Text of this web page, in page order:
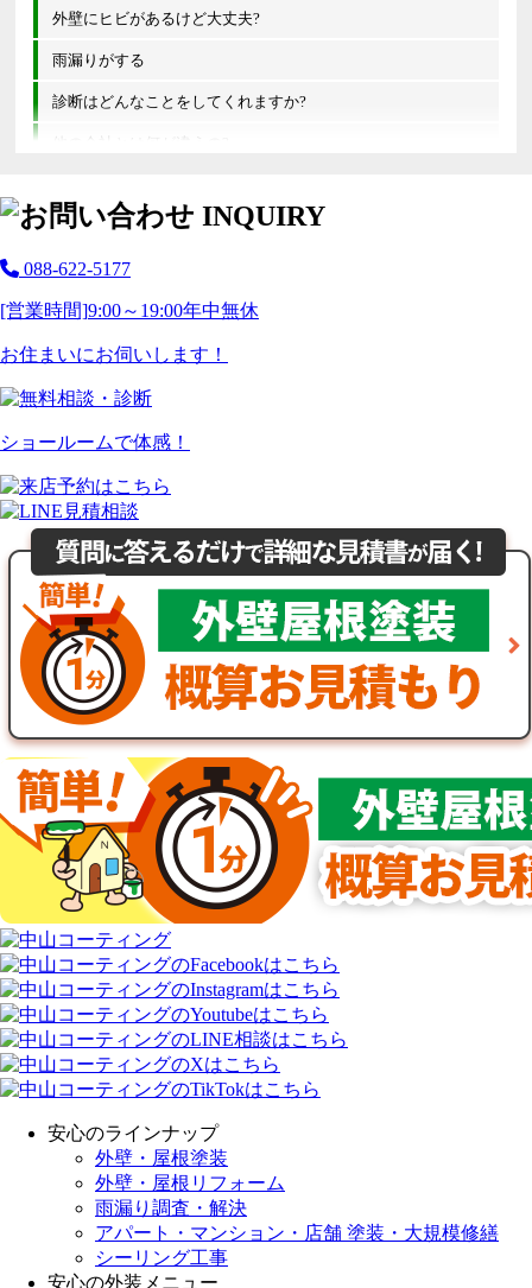
外壁にヒビがあるけど大丈夫?
雨漏りがする
診断はどんなことをしてくれますか?
他の会社とは何が違うの?
088-622-5177
[営業時間]9:00～19:00年中無休
お住まいにお伺いします！
ショールームで体感！
安心のラインナップ
外壁・屋根塗装
外壁・屋根リフォーム
雨漏り調査・解決
アパート・マンション・店舗 塗装・大規模修繕
シーリング工事
安心の外装メニュー